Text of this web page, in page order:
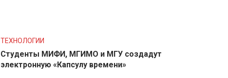
ТЕХНОЛОГИИ
Студенты МИФИ, МГИМО и МГУ создадут
электронную «Капсулу времени»